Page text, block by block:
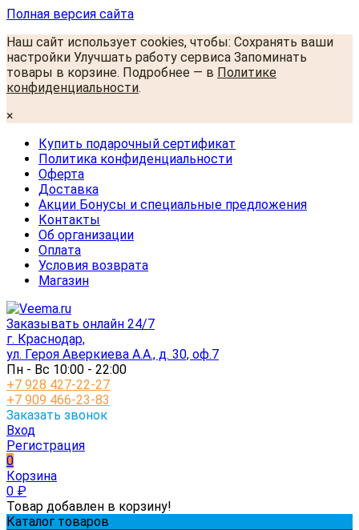
Полная версия сайта
Наш сайт использует cookies, чтобы: Сохранять ваши
настройки Улучшать работу сервиса Запоминать
товары в корзине. Подробнее — в Политике
конфиденциальности.
×
Купить подарочный сертификат
Политика конфиденциальности
Оферта
Доставка
Акции Бонусы и специальные предложения
Контакты
Об организации
Оплата
Условия возврата
Магазин
Заказывать онлайн 24/7
г. Краснодар,
ул. Героя Аверкиева А.А., д. 30, оф.7
Пн - Вс 10:00 - 22:00
+7 928 427-22-27
+7 909 466-23-83
Заказать звонок
Вход
Регистрация
0
Корзина
0 ₽
Товар добавлен в корзину!
Каталог товаров